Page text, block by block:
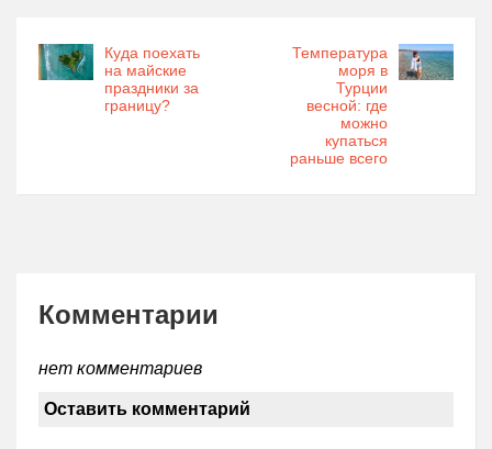
Куда поехать
на майские
праздники за
границу?
Температура
моря в
Турции
весной: где
можно
купаться
раньше всего
Комментарии
нет комментариев
Оставить комментарий